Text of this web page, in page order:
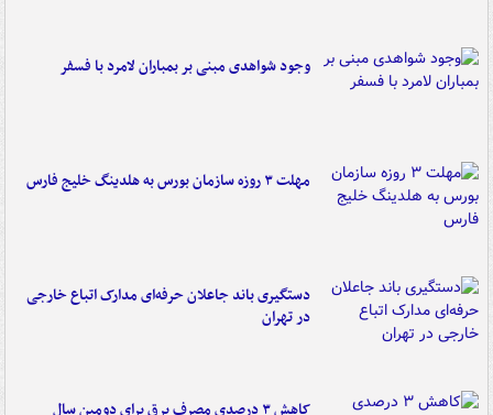
وجود شواهدی مبنی بر بمباران لامرد با فسفر
مهلت ۳ روزه سازمان بورس به هلدینگ خلیج فارس
دستگیری باند جاعلان حرفه‌ای مدارک اتباع خارجی
در تهران